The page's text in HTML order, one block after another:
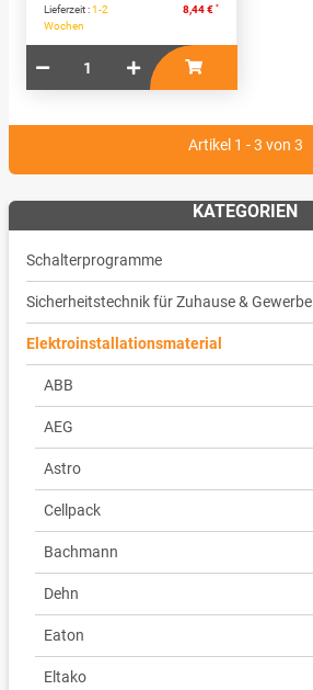
Lieferzeit :1-2
Wochen
8,44 € *
Artikel 1 - 3 von 3
KATEGORIEN
Schalterprogramme
Sicherheitstechnik für Zuhause & Gewerbe
Elektroinstallationsmaterial
ABB
AEG
Astro
Cellpack
Bachmann
Dehn
Eaton
Eltako